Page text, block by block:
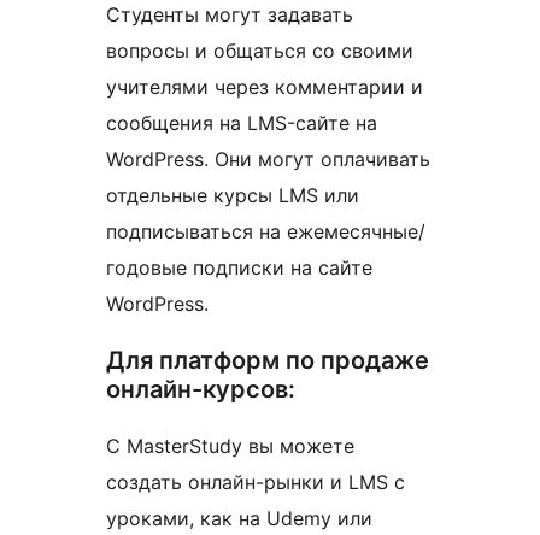
Студенты могут задавать
вопросы и общаться со своими
учителями через комментарии и
сообщения на LMS-сайте на
WordPress. Они могут оплачивать
отдельные курсы LMS или
подписываться на ежемесячные/
годовые подписки на сайте
WordPress.
Для платформ по продаже
онлайн-курсов:
С MasterStudy вы можете
создать онлайн-рынки и LMS с
уроками, как на Udemy или